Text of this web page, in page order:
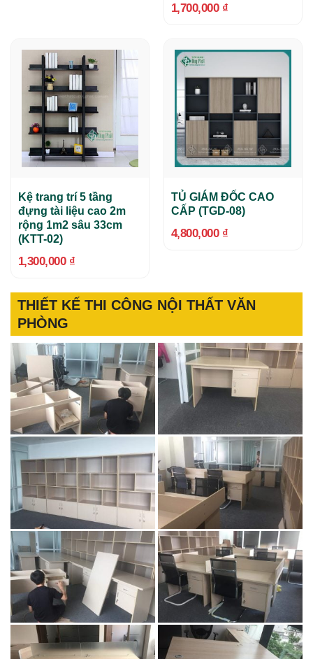
1,700,000 ₫
Kệ trang trí 5 tầng
đựng tài liệu cao 2m
rộng 1m2 sâu 33cm
(KTT-02)
1,300,000 ₫
TỦ GIÁM ĐỐC CAO
CẤP (TGD-08)
4,800,000 ₫
THIẾT KẾ THI CÔNG NỘI THẤT VĂN
PHÒNG